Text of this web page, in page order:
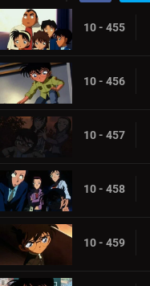
10 - 455
10 - 456
10 - 457
10 - 458
10 - 459